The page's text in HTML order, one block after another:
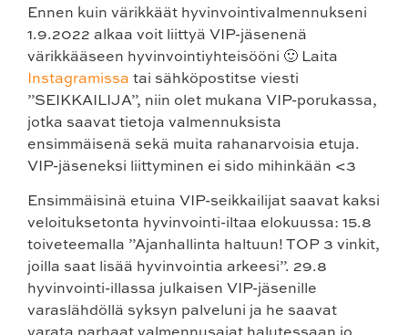
Ennen kuin värikkäät hyvinvointivalmennukseni
1.9.2022 alkaa voit liittyä VIP-jäsenenä
värikkääseen hyvinvointiyhteisööni 🙂 Laita
Instagramissa tai sähköpostitse viesti
”SEIKKAILIJA”, niin olet mukana VIP-porukassa,
jotka saavat tietoja valmennuksista
ensimmäisenä sekä muita rahanarvoisia etuja.
VIP-jäseneksi liittyminen ei sido mihinkään <3
Ensimmäisinä etuina VIP-seikkailijat saavat kaksi
veloituksetonta hyvinvointi-iltaa elokuussa: 15.8
toiveteemalla ”Ajanhallinta haltuun! TOP 3 vinkit,
joilla saat lisää hyvinvointia arkeesi”. 29.8
hyvinvointi-illassa julkaisen VIP-jäsenille
varaslähdöllä syksyn palveluni ja he saavat